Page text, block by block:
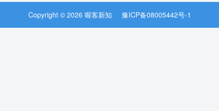
Copyright © 2026 喔客新知 豫ICP备08005442号-1